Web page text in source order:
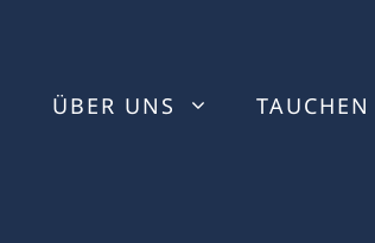
ÜBER UNS TAUCHEN